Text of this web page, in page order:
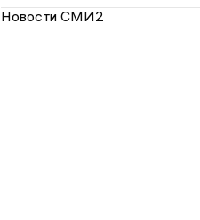
Новости СМИ2